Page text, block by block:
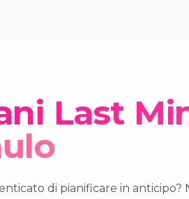
Last
di pianificare in